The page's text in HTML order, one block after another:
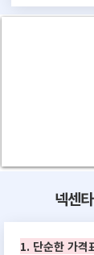
넥센
1. 단순한 가격